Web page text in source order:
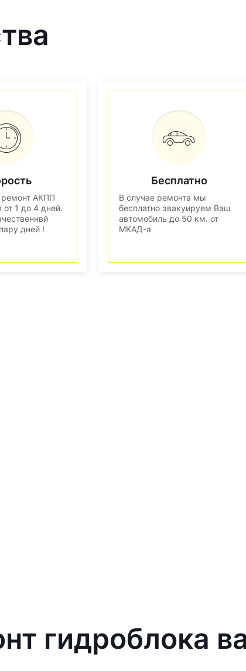
ремонт АКПП
от 1 до 4 дней.
дней !
Бесплатно
В случае ремонта мы
бесплатно эвакуируем Ваш
автомобиль до 50 км. от
МКАД-а
гидроблока